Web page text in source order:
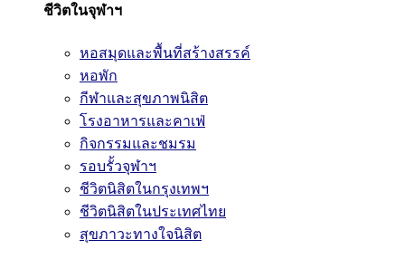
ชีวิตในจุฬาฯ
หอสมุดและพื้นที่สร้างสรรค์
หอพัก
กีฬาและสุขภาพนิสิต
โรงอาหารและคาเฟ่
กิจกรรมและชมรม
รอบรั้วจุฬาฯ
ชีวิตนิสิตในกรุงเทพฯ
ชีวิตนิสิตในประเทศไทย
สุขภาวะทางใจนิสิต